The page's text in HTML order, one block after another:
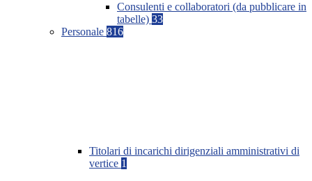
Consulenti e collaboratori (da pubblicare in
tabelle) 33
Personale 816
Titolari di incarichi dirigenziali amministrativi di
vertice 1